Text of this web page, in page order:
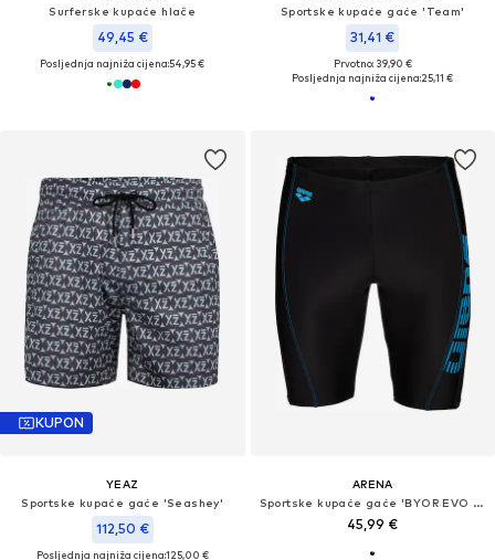
Surferske kupaće hlače
49,45 €
Posljednja najniža cijena:54,95 €
Sportske kupaće gaće 'Team'
31,41 €
Prvotno: 39,90 €
Posljednja najniža cijena:25,11 €
KUPON
YEAZ
Sportske kupaće gaće 'Seashey'
112,50 €
Posljednja najniža cijena:125,00 €
ARENA
Sportske kupaće gaće 'BYOR EVO JAMMER'
45,99 €